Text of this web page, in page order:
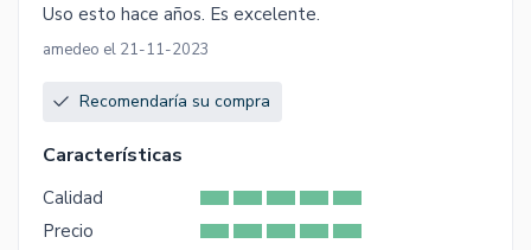
Uso esto hace años. Es excelente.
amedeo el 21-11-2023
Recomendaría su compra
Características
Calidad
Precio